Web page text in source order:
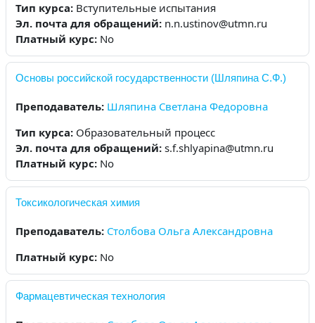
Тип курса: Вступительные испытания
Эл. почта для обращений: n.n.ustinov@utmn.ru
Платный курс: No
Основы российской государственности (Шляпина С.Ф.)
Преподаватель: Шляпина Светлана Федоровна
Тип курса: Образовательный процесс
Эл. почта для обращений: s.f.shlyapina@utmn.ru
Платный курс: No
Токсикологическая химия
Преподаватель: Столбова Ольга Александровна
Платный курс: No
Фармацевтическая технология